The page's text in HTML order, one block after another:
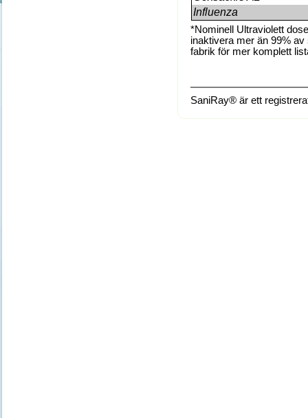
Influenza
*Nominell Ultraviolett
inaktivera mer än 99%
fabrik för mer komplett
SaniRay® är ett